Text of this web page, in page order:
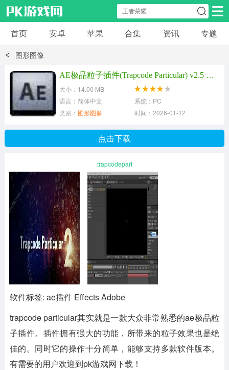
安卓应用 安卓游戏
模拟经营
首页 安卓 苹果 合集 资讯 专题
图形图像
AE极品粒子插件(Trapcode Particular) v2.5 中英双语版
大小：14.00 MB
语言：简体中文
系统：PC
类别： 图形图像 时间：2026-01-12
点击下载
trapcodepart
软件标签: ae插件 Effects Adobe
trapcode particular其实就是一款大众非常熟悉的ae极品粒
子插件。插件拥有强大的功能，所带来的粒子效果也是绝
佳的。同时它的操作十分简单，能够支持多款软件版本。
有需要的用户欢迎到pk游戏网下载！